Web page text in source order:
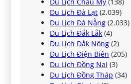
Du Lịch Đà Lạt (2.039)
Du Lịch Đà Nẵng (2.033)
Du Lịch Đắk Lắk (4)
Du Lịch Đắk Nông (2)
Du Lịch Điện Biên (205)
Du Lịch Đồng Nai (3)
Du Lịch Đồng Tháp (34)